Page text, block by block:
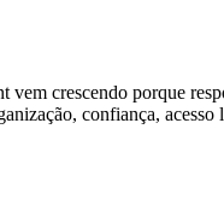
crescendo porque
confiança,